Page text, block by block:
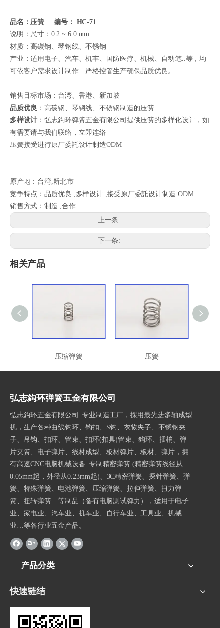
品名：压簧 编号： HC-71
说明：尺寸：0.2 ~ 6.0 mm
材质：高碳钢、琴钢线、不锈钢
产业：适用电子、汽车、机车、国防医疗、机械、自动笔..等，均
可依客户需求设计制作，严格控管生产确保品质优良。
销售目标市场：台湾、香港、新加坡
品质优良 ：高碳钢、琴钢线、不锈钢制造的压簧
多样设计 ：弘志鈎环弹簧五金有限公司提供压簧的多样化设计，如
有需要请与我们联络， 立即连络
压簧接受进行原厂委託设计制造ODM
原产地：台湾,新北市
竞争特点：品质优良 ,多样设计 ,接受原厂委託设计制造 ODM
销售方式：制造 ,合作
上一条:
下一条:
相关产品
压缩弹簧 压簧
弘志鈎环弹簧五金有限公司
弘志鈎环五金有限公司_专业制造工厂，採用最先进多轴成型
机，生产各种曲线钩环、钩扣、S钩、衣物夹子、不锈钢夹
子、吊钩、扣环、管束、扣环(扣具)管束、鈎环、插梢、弹
片夹簧、电子弹片、线材成型、板材弹片、板材、弹片，拥
有高速CNC电脑机械设备_专制精密弹簧 (精密弹簧线径从
0.05mm起，外径从0.23mm起)、3C精密弹簧、探针弹簧、弹
簧、特殊弹簧、电池弹簧、压缩弹簧、拉伸弹簧、扭力弹
簧、扭转弹簧…等制品（备有电脑测试弹力），适用于电子
业、家电业、汽车业、机车业、自行车业、工具业、机械
业…等各行业五金产品。
产品分类
快速链结